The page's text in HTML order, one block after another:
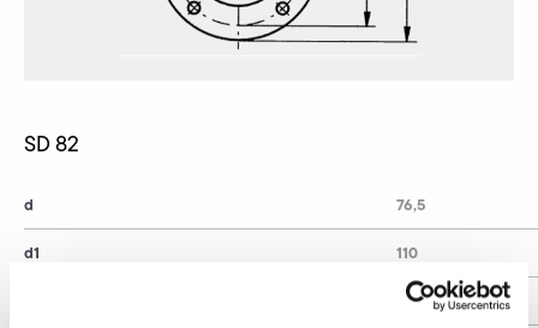
SD 82
d
d1
76,5
110
130